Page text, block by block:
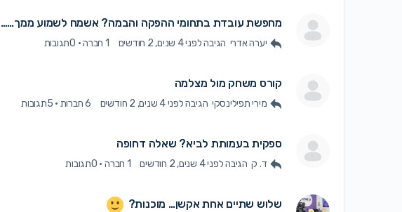
מחפשת עובדת בתחומי ההפקה והבמה? אשמח לשמוע ממך……
יערה אדרי הגיבהלפני 4 שנים, 2 חודשים 1 חברה · 0תגובות
קורס משחק מול מצלמה
מירי תפילינסקי הגיבהלפני 4 שנים, 2 חודשים 6 חברות · 5תגובות
ספקית בעמותת לביא? שאלה דחופה
ד. ק הגיבהלפני 4 שנים, 2 חודשים 1 חברה · 0תגובות
שלוש שתיים אחת אקשן… מוכנות?